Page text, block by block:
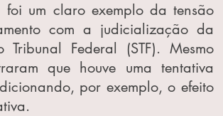
um claro exemplo da tensão
com a judicialização da
Federal (STF). Mesmo
que houve uma tentativa
por exemplo, o efeito